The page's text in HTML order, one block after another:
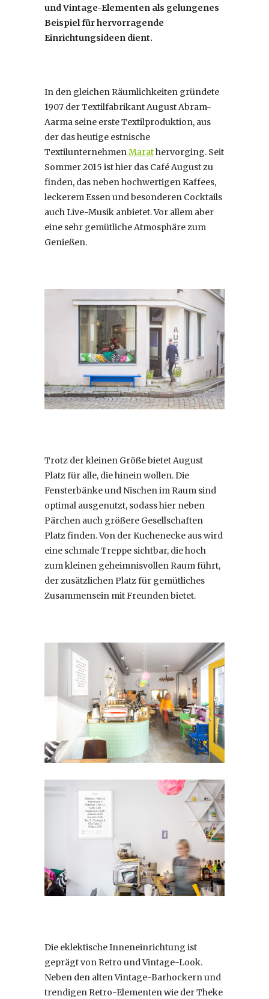
und Vintage-Elementen als gelungenes
Beispiel für hervorragende
Einrichtungsideen dient.
In den gleichen Räumlichkeiten gründete
1907 der Textilfabrikant August Abram-
Aarma seine erste Textilproduktion, aus
der das heutige estnische
TextilunternehmenMarathervorging. Seit
Sommer 2015 ist hier das Café August zu
finden, das neben hochwertigen Kaffees,
leckerem Essen und besonderen Cocktails
auch Live-Musik anbietet. Vor allem aber
eine sehr gemütliche Atmosphäre zum
Genießen.
Trotz der kleinen Größe bietet August
Platz für alle, die hinein wollen. Die
Fensterbänke und Nischen im Raum sind
optimal ausgenutzt, sodass hier neben
Pärchen auch größere Gesellschaften
Platz finden. Von der Kuchenecke aus wird
eine schmale Treppe sichtbar, die hoch
zum kleinen geheimnisvollen Raum führt,
der zusätzlichen Platz für gemütliches
Zusammensein mit Freunden bietet.
Die eklektische Inneneinrichtung ist
geprägt von Retro und Vintage-Look.
Neben den alten Vintage-Barhockern und
trendigen Retro-Elementen wie der Theke